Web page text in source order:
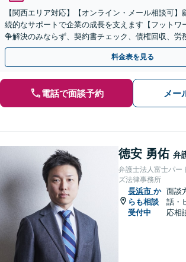
【関西エリア対応】【オンライン・メール相談可】
続的なサポートで企業の成長を支えます【フット
争解決のみならず、契約書チェック、債権回収、労
ートを含む予防法務に対応
料金表を見る
電話で面談予約 メー
徳安 勇佑 弁
弁護士法人富士パー
ズ法律事務所
長浜市 か
らも相談
受付中
面談
話・
応相